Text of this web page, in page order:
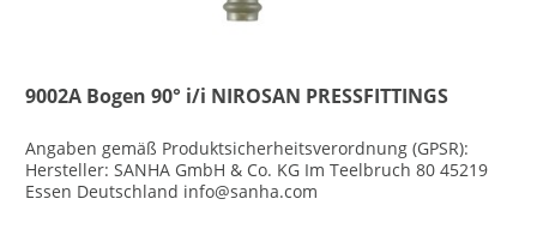
9002A Bogen 90° i/i NIROSAN PRESSFITTINGS
Angaben gemäß Produktsicherheitsverordnung (GPSR):
Hersteller: SANHA GmbH & Co. KG Im Teelbruch 80 45219
Essen Deutschland info@sanha.com